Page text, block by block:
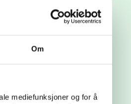
Om
mediefunksjoner og for å